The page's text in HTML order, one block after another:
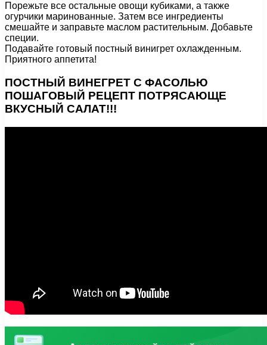
Порежьте все остальные овощи кубиками, а также
огурчики маринованные. Затем все ингредиенты
смешайте и заправьте маслом растительным. Добавьте
специи.
Подавайте готовый постный винигрет охлажденным.
Приятного аппетита!
ПОСТНЫЙ ВИНЕГРЕТ С ФАСОЛЬЮ
ПОШАГОВЫЙ РЕЦЕПТ ПОТРЯСАЮЩЕ
ВКУСНЫЙ САЛАТ!!!